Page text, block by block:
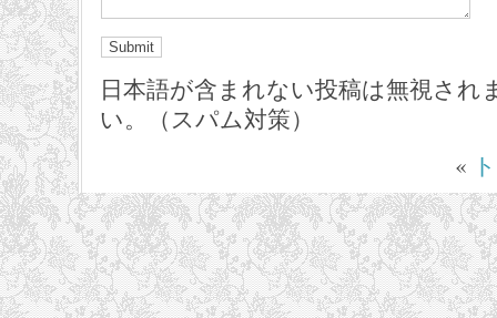
日本語が含まれない投稿は無視され
い。（スパム対策）
«